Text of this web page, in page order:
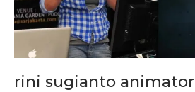
rini sugianto animator